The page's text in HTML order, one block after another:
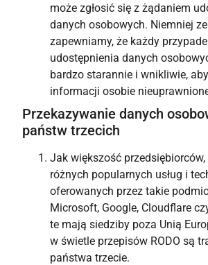
może zgłosić się z żądaniem
danych osobowych. Niemniej
zapewniamy, że każdy
udostępnienia danych
bardzo starannie i wnikliwie,
informacji osobie
Przekazywanie danych
państw trzecich
Jak większość
różnych popularnych usług i
oferowanych przez takie
Microsoft, Google, Cloudflare
te mają siedziby poza Unią
w świetle przepisów RODO są
państwa trzecie.